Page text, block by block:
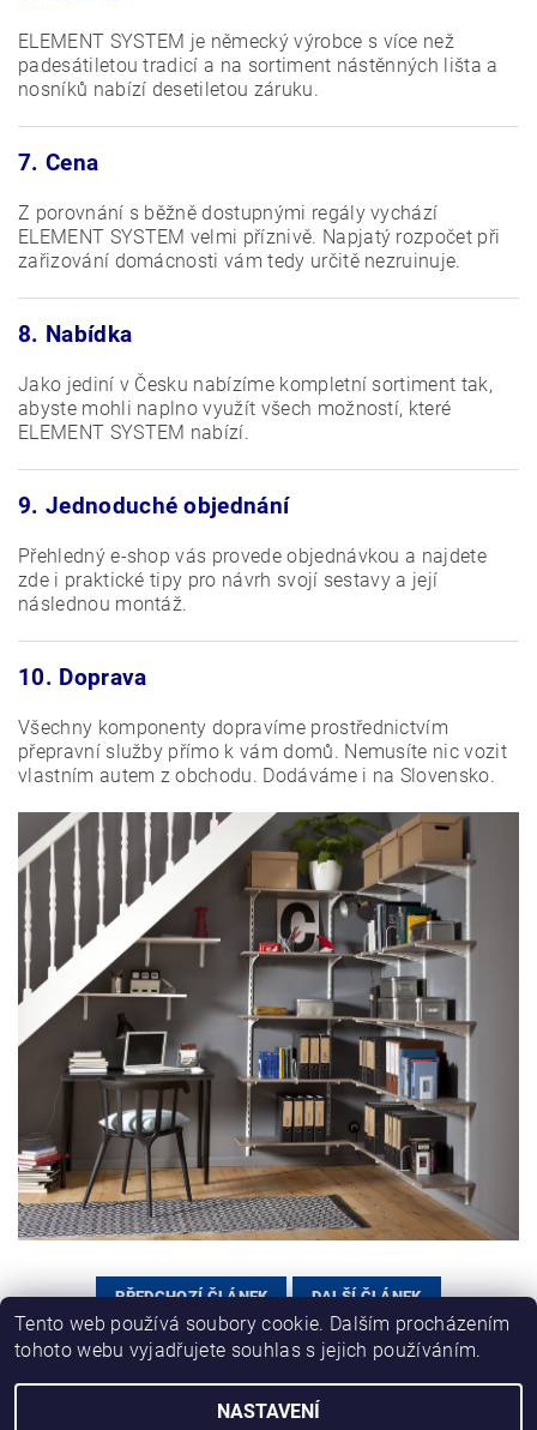
ELEMENT SYSTEM je německý výrobce s více než
padesátiletou tradicí a na sortiment nástěnných lišta a
nosníků nabízí desetiletou záruku.
7. Cena
Z porovnání s běžně dostupnými regály vychází
ELEMENT SYSTEM velmi příznivě. Napjatý rozpočet při
zařizování domácnosti vám tedy určitě nezruinuje.
8. Nabídka
Jako jediní v Česku nabízíme kompletní sortiment tak,
abyste mohli naplno využít všech možností, které
ELEMENT SYSTEM nabízí.
9. Jednoduché objednání
Přehledný e-shop vás provede objednávkou a najdete
zde i praktické tipy pro návrh svojí sestavy a její
následnou montáž.
10. Doprava
Všechny komponenty dopravíme prostřednictvím
přepravní služby přímo k vám domů. Nemusíte nic vozit
vlastním autem z obchodu. Dodáváme i na Slovensko.
PŘEDCHOZÍ ČLÁNEK DALŠÍ ČLÁNEK
Tento web používá soubory cookie. Dalším procházením
tohoto webu vyjadřujete souhlas s jejich používáním.
NASTAVENÍ